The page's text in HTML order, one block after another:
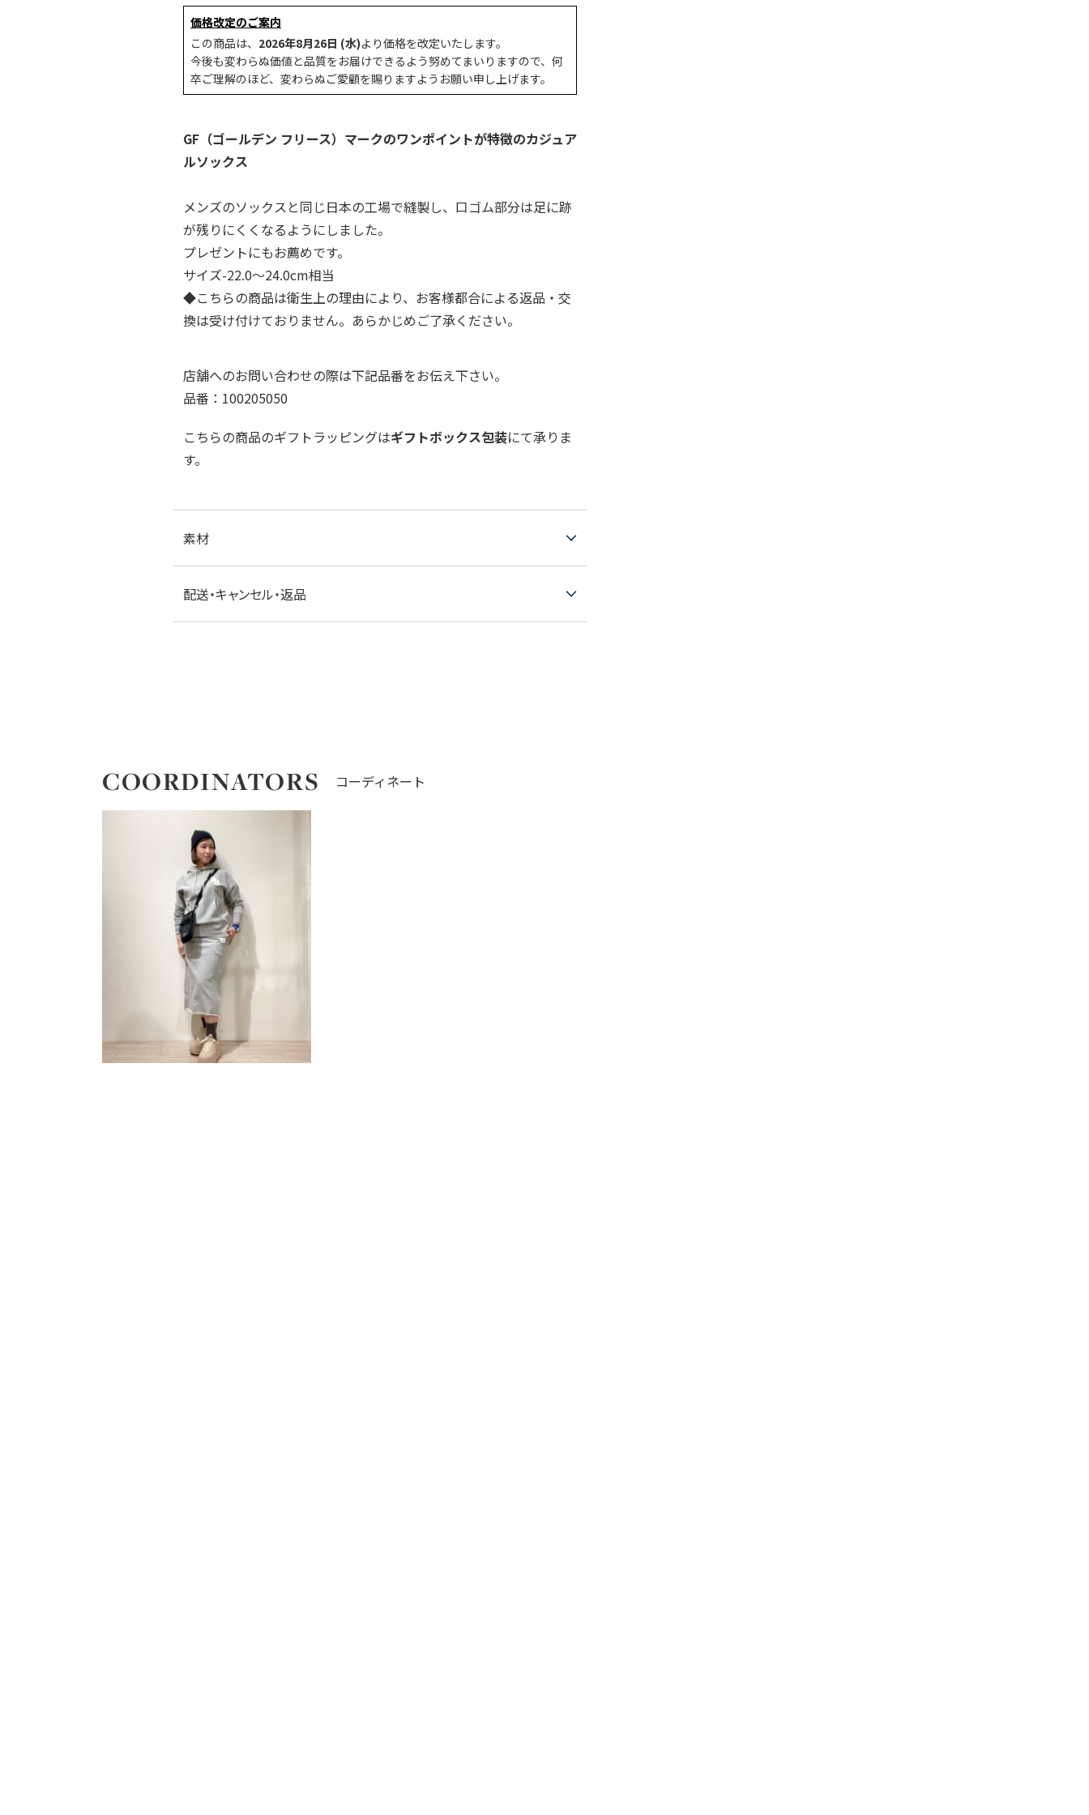
価格改定のご案内
この商品は、 2026年8月26日 (水)より価格を改定いたします。
今後も変わらぬ価値と品質をお届けできるよう努めてまいりますので、何
卒ご理解のほど、変わらぬご愛顧を賜りますようお願い申し上げます。
GF（ゴールデン フリース）マークのワンポイントが特徴のカジュア
ルソックス
メンズのソックスと同じ日本の工場で縫製し、口ゴム部分は足に跡
が残りにくくなるようにしました。
プレゼントにもお薦めです。
サイズ-22.0～24.0cm相当
◆こちらの商品は衛生上の理由により、お客様都合による返品・交
換は受け付けておりません。あらかじめご了承ください。
店舗へのお問い合わせの際は下記品番をお伝え下さい。
品番：100205050
こちらの商品のギフトラッピングはギフトボックス包装にて承りま
す。
素材
配送・キャンセル・返品
COORDINATORS コーディネート